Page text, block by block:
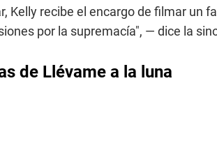
Kelly recibe el encargo de filmar un
por la supremacía", — dice la
de Llévame a la luna